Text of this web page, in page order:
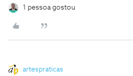
1 pessoa gostou
artespraticas